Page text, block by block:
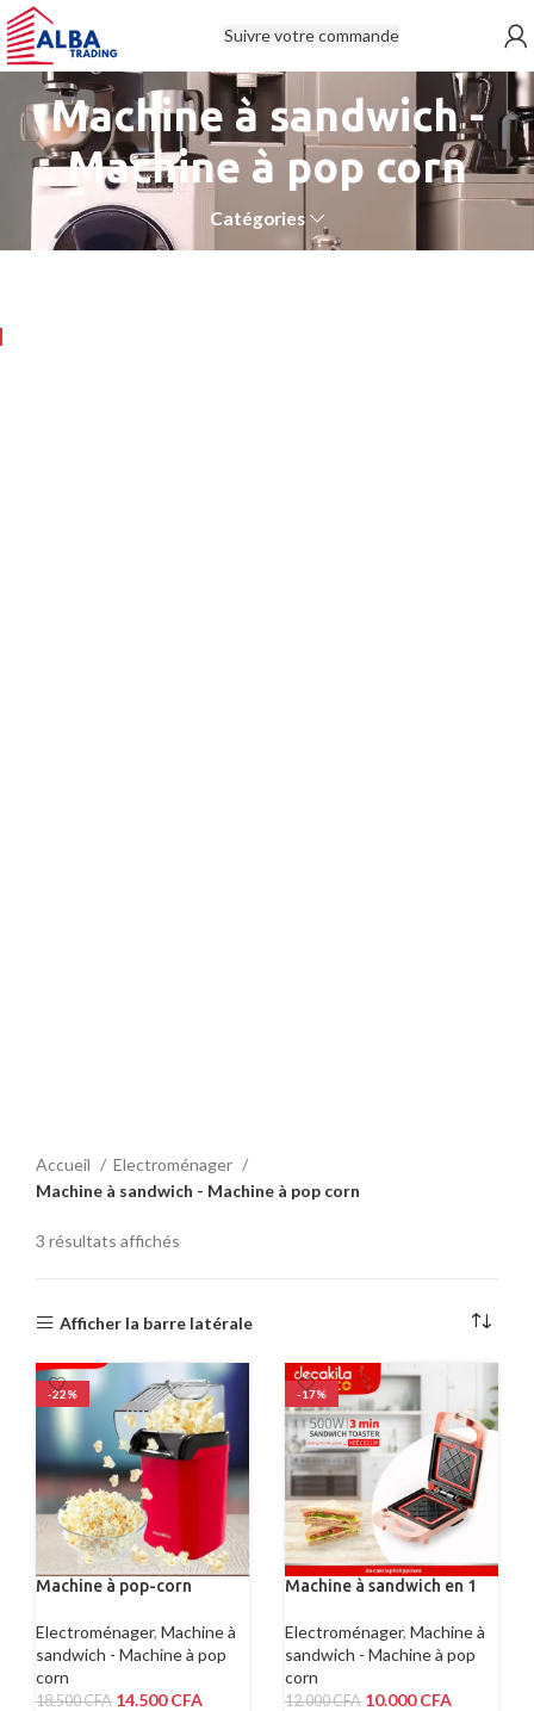
Suivre votre commande
Machine à sandwich -
Machine à pop corn
Catégories
Accueil
Electroménager
Machine à sandwich - Machine à pop corn
3 résultats affichés
Afficher la barre latérale
-22%
Machine à pop-corn
Electroménager, Machine à
sandwich - Machine à pop
corn
18.500CFA 14.500CFA
-17%
Machine à sandwich en 1
Electroménager, Machine à
sandwich - Machine à pop
corn
12.000CFA 10.000CFA